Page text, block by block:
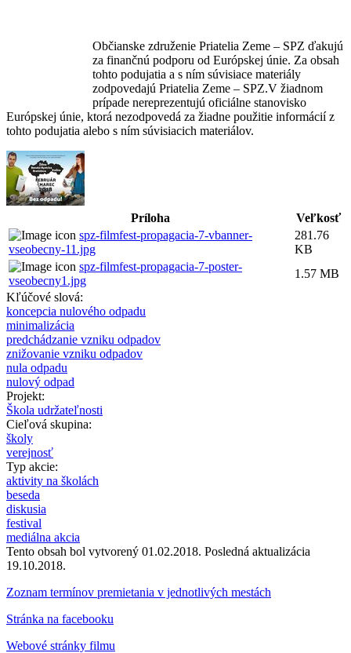
Občianske združenie Priatelia Zeme – SPZ ďakujú
za finančnú podporu od Európskej únie. Za obsah
tohto podujatia a s ním súvisiace materiály
zodpovedajú Priatelia Zeme – SPZ.V žiadnom
prípade nereprezentujú oficiálne stanovisko
Európskej únie, ktorá nezodpovedá za žiadne použitie informácií z
tohto podujatia alebo s ním súvisiacich materiálov.
Príloha
Veľkosť
spz-filmfest-propagacia-7-vbanner-
vseobecny-11.jpg
281.76
KB
spz-filmfest-propagacia-7-poster-
vseobecny1.jpg
1.57 MB
Kľúčové slová:
koncepcia nulového odpadu
minimalizácia
predchádzanie vzniku odpadov
znižovanie vzniku odpadov
nula odpadu
nulový odpad
Projekt:
Škola udržateľnosti
Cieľová skupina:
školy
verejnosť
Typ akcie:
aktivity na školách
beseda
diskusia
festival
mediálna akcia
Tento obsah bol vytvorený 01.02.2018. Posledná aktualizácia
19.10.2018.
Zoznam termínov premietania v jednotlivých mestách
Stránka na facebooku
Webové stránky filmu